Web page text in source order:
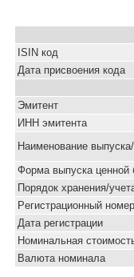
ISIN код
Дата присвоения кода
Эмитент
ИНН эмитента
Наименование
Форма выпуска ценной
Порядок хранения/
Pегистрационный номер
Дата регистрации
Номинальная
Валюта номинала